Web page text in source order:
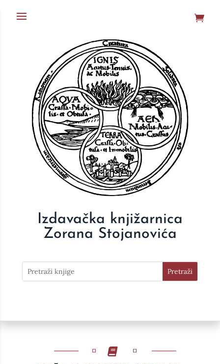
Izdavačka knjižarnica
Zorana Stojanovića